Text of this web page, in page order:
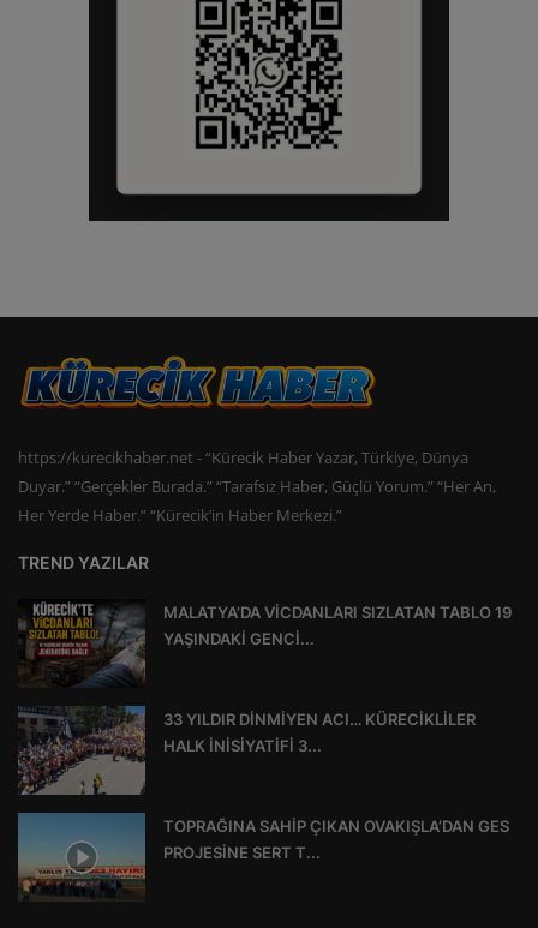
https://kurecikhaber.net - “Kürecik Haber Yazar, Türkiye, Dünya
Duyar.” “Gerçekler Burada.” “Tarafsız Haber, Güçlü Yorum.” “Her An,
Her Yerde Haber.” “Kürecik’in Haber Merkezi.”
TREND YAZILAR
MALATYA’DA VİCDANLARI SIZLATAN TABLO 19
YAŞINDAKİ GENCİ...
33 YILDIR DİNMİYEN ACI… KÜRECİKLİLER
HALK İNİSİYATİFİ 3...
TOPRAĞINA SAHİP ÇIKAN OVAKIŞLA’DAN GES
PROJESİNE SERT T...